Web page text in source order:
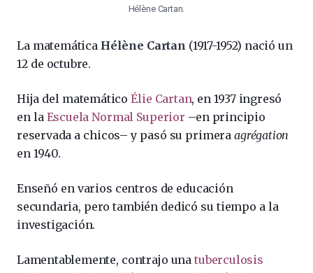
Hélène Cartan.
La matemáticaHélène Cartan (1917-1952) nació un
12 de octubre.
Hija del matemáticoÉlie Cartan, en 1937 ingresó
en la Escuela Normal Superior –en principio
reservada a chicos– y pasó su primera agrégation
en 1940.
Enseñó en varios centros de educación
secundaria, pero también dedicó su tiempo a la
investigación.
Lamentablemente, contrajo unatuberculosis